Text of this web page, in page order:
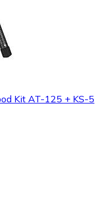
Kit AT-125 + KS-5